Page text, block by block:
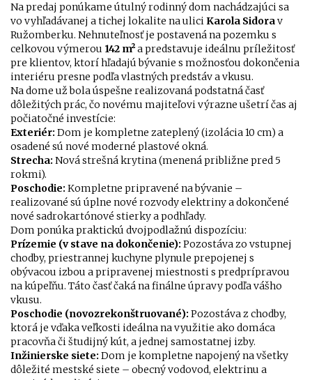
Na predaj ponúkame útulný rodinný dom nachádzajúci sa
vo vyhľadávanej a tichej lokalite na uliciKarola Sidorav
Ružomberku. Nehnuteľnosť je postavená na pozemku s
celkovou výmerou 142 m²a predstavuje ideálnu príležitosť
pre klientov, ktorí hľadajú bývanie s možnosťou dokončenia
interiéru presne podľa vlastných predstáv a vkusu.
Na dome už bola úspešne realizovaná podstatná časť
dôležitých prác, čo novému majiteľovi výrazne ušetrí čas aj
počiatočné investície:
Exteriér: Dom je kompletne zateplený (izolácia 10 cm) a
osadené sú nové moderné plastové okná.
Strecha: Nová strešná krytina (menená približne pred 5
rokmi).
Poschodie: Kompletne pripravené na bývanie –
realizované sú úplne nové rozvody elektriny a dokončené
nové sadrokartónové stierky a podhľady.
Dom ponúka praktickú dvojpodlažnú dispozíciu:
Prízemie (v stave na dokončenie): Pozostáva zo vstupnej
chodby, priestrannej kuchyne plynule prepojenej s
obývacou izbou a pripravenej miestnosti s predprípravou
na kúpeľňu. Táto časť čaká na finálne úpravy podľa vášho
vkusu.
Poschodie (novozrekonštruované): Pozostáva z chodby,
ktorá je vďaka veľkosti ideálna na využitie ako domáca
pracovňa či študijný kút, a jednej samostatnej izby.
Inžinierske siete: Dom je kompletne napojený na všetky
dôležité mestské siete – obecný vodovod, elektrinu a